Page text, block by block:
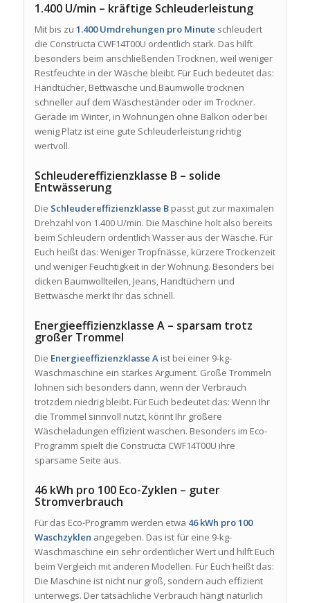
1.400 U/min – kräftige Schleuderleistung
Mit bis zu 1.400 Umdrehungen pro Minute schleudert
die Constructa CWF14T00U ordentlich stark. Das hilft
besonders beim anschließenden Trocknen, weil weniger
Restfeuchte in der Wäsche bleibt. Für Euch bedeutet das:
Handtücher, Bettwäsche und Baumwolle trocknen
schneller auf dem Wäscheständer oder im Trockner.
Gerade im Winter, in Wohnungen ohne Balkon oder bei
wenig Platz ist eine gute Schleuderleistung richtig
wertvoll.
Schleudereffizienzklasse B – solide
Entwässerung
Die Schleudereffizienzklasse Bpasst gut zur maximalen
Drehzahl von 1.400 U/min. Die Maschine holt also bereits
beim Schleudern ordentlich Wasser aus der Wäsche. Für
Euch heißt das: Weniger Tropfnässe, kürzere Trockenzeit
und weniger Feuchtigkeit in der Wohnung. Besonders bei
dicken Baumwollteilen, Jeans, Handtüchern und
Bettwäsche merkt Ihr das schnell.
Energieeffizienzklasse A – sparsam trotz
großer Trommel
Die Energieeffizienzklasse Aist bei einer 9-kg-
Waschmaschine ein starkes Argument. Große Trommeln
lohnen sich besonders dann, wenn der Verbrauch
trotzdem niedrig bleibt. Für Euch bedeutet das: Wenn Ihr
die Trommel sinnvoll nutzt, könnt Ihr größere
Wäscheladungen effizient waschen. Besonders im Eco-
Programm spielt die Constructa CWF14T00U ihre
sparsame Seite aus.
46 kWh pro 100 Eco-Zyklen – guter
Stromverbrauch
Für das Eco-Programm werden etwa 46 kWh pro 100
Waschzyklen angegeben. Das ist für eine 9-kg-
Waschmaschine ein sehr ordentlicher Wert und hilft Euch
beim Vergleich mit anderen Modellen. Für Euch heißt das:
Die Maschine ist nicht nur groß, sondern auch effizient
unterwegs. Der tatsächliche Verbrauch hängt natürlich